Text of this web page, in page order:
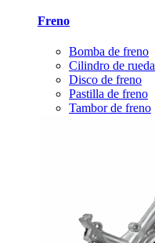
Freno
Bomba de freno
Cilindro de rueda
Disco de freno
Pastilla de freno
Tambor de freno